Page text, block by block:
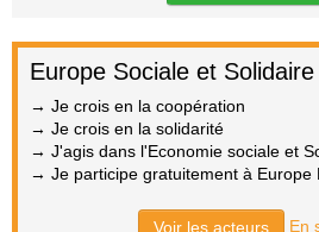
Europe Sociale et Solidaire
→ Je crois en la coopération
→ Je crois en la solidarité
→ J'agis dans l'Economie sociale et
→ Je participe gratuitement à Europe
Voir les acteurs En